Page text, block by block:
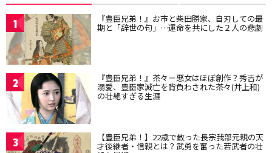
1 『豊臣兄弟！』お市と柴田勝家、自刃しての最
期と「辞世の句」…運命を共にした２人の悲劇
2 『豊臣兄弟！』茶々＝悪女はほぼ創作？秀吉が
溺愛、豊臣家滅亡を背負わされた茶々(井上和)
の壮絶すぎる生涯
3 【豊臣兄弟！】22歳で散った長宗我部元親の天
才後継者・信親とは？武勇を奮った若武者の壮